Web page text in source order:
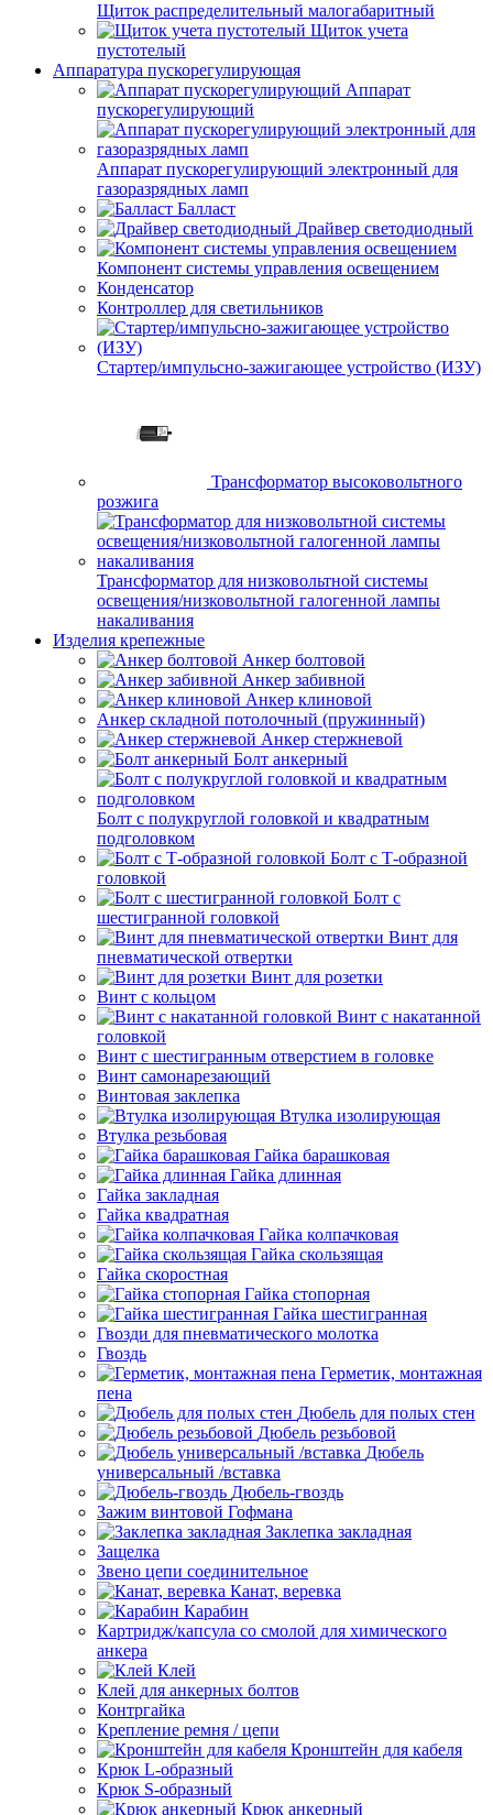
Щиток распределительный малогабаритный
Щиток учета
пустотелый
Аппаратура пускорегулирующая
Аппарат
пускорегулирующий
Аппарат пускорегулирующий электронный для
газоразрядных ламп
Балласт
Драйвер светодиодный
Компонент системы управления освещением
Конденсатор
Контроллер для светильников
Стартер/импульсно-зажигающее устройство (ИЗУ)
Трансформатор высоковольтного
розжига
Трансформатор для низковольтной системы
освещения/низковольтной галогенной лампы
накаливания
Изделия крепежные
Анкер болтовой
Анкер забивной
Анкер клиновой
Анкер складной потолочный (пружинный)
Анкер стержневой
Болт анкерный
Болт с полукруглой головкой и квадратным
подголовком
Болт с Т-образной
головкой
Болт с
шестигранной головкой
Винт для
пневматической отвертки
Винт для розетки
Винт с кольцом
Винт с накатанной
головкой
Винт с шестигранным отверстием в головке
Винт самонарезающий
Винтовая заклепка
Втулка изолирующая
Втулка резьбовая
Гайка барашковая
Гайка длинная
Гайка закладная
Гайка квадратная
Гайка колпачковая
Гайка скользящая
Гайка скоростная
Гайка стопорная
Гайка шестигранная
Гвозди для пневматического молотка
Гвоздь
Герметик, монтажная
пена
Дюбель для полых стен
Дюбель резьбовой
Дюбель
универсальный /вставка
Дюбель-гвоздь
Зажим винтовой Гофмана
Заклепка закладная
Защелка
Звено цепи соединительное
Канат, веревка
Карабин
Картридж/капсула со смолой для химического
анкера
Клей
Клей для анкерных болтов
Контргайка
Крепление ремня / цепи
Кронштейн для кабеля
Крюк L-образный
Крюк S-образный
Крюк анкерный